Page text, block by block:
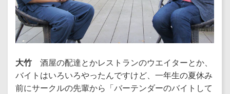
大竹 酒屋の配達とかレストランのウエイターとか、
バイトはいろいろやったんですけど、一年生の夏休み
前にサークルの先輩から「バーテンダーのバイトして